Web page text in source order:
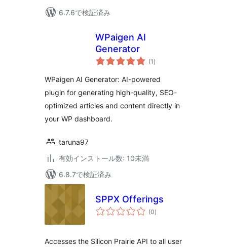
6.7.6で検証済み
WPaigen AI
Generator
(1 個
の
価
)
WPaigen AI Generator: AI-powered
plugin for generating high-quality, SEO-
optimized articles and content directly in
your WP dashboard.
taruna97
有効インストール数: 10未満
6.8.7で検証済み
SPPX Offerings
(0個
の)
Accesses the Silicon Prairie API to all user